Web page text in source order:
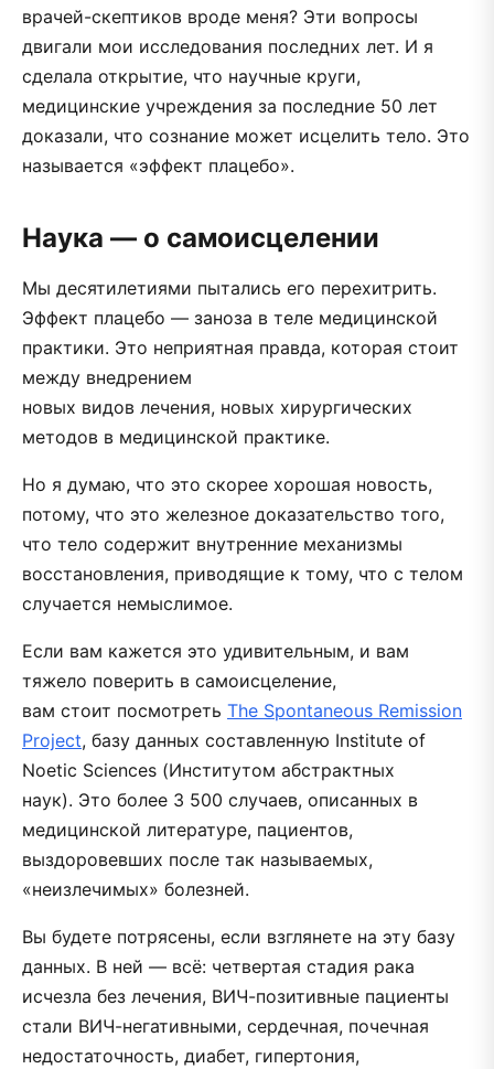
врачей-скептиков вроде меня? Эти вопросы
двигали мои исследования последних лет. И я
сделала открытие, что научные круги,
медицинские учреждения за последние 50 лет
доказали, что сознание может исцелить тело. Это
называется «эффект плацебо».
Наука — о самоисцелении
Мы десятилетиями пытались его перехитрить.
Эффект плацебо — заноза в теле медицинской
практики. Это неприятная правда, которая стоит
между внедрением
новых видов лечения, новых хирургических
методов в медицинской практике.
Но я думаю, что это скорее хорошая новость,
потому, что это железное доказательство того,
что тело содержит внутренние механизмы
восстановления, приводящие к тому, что с телом
случается немыслимое.
Если вам кажется это удивительным, и вам
тяжело поверить в самоисцеление,
вам стоит посмотреть The Spontaneous Remission
Project, базу данных составленную Institute of
Noetic Sciences (Институтом абстрактных
наук). Это более 3 500 случаев, описанных в
медицинской литературе, пациентов,
выздоровевших после так называемых,
«неизлечимых» болезней.
Вы будете потрясены, если взглянете на эту базу
данных. В ней — всё: четвертая стадия рака
исчезла без лечения, ВИЧ-позитивные пациенты
стали ВИЧ-негативными, сердечная, почечная
недостаточность, диабет, гипертония,